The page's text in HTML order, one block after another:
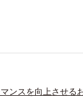
ンスを向上させる